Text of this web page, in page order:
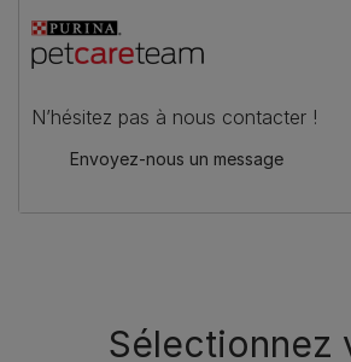
N’hésitez pas à nous contacter !
Envoyez-nous un message
Sélectionnez